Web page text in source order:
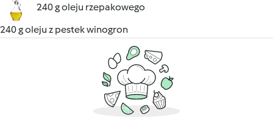
240 g oleju rzepakowego
240 g oleju z pestek winogron